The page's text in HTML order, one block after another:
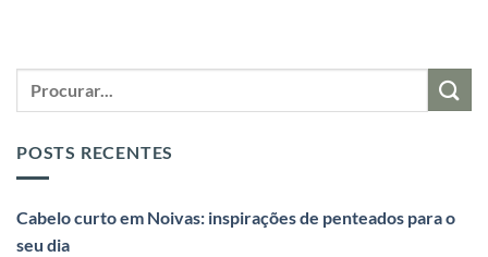
POSTS RECENTES
Cabelo curto em Noivas: inspirações de penteados para o
seu dia